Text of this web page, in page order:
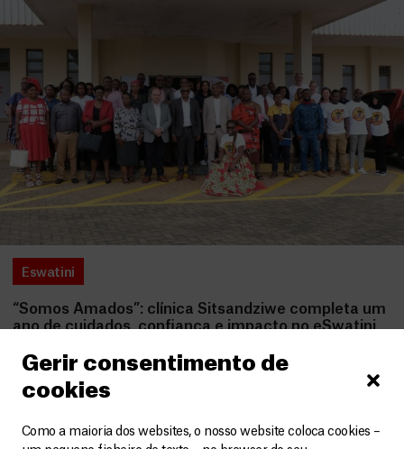
Gerir consentimento de
cookies
Como a maioria dos websites, o nosso website coloca cookies –
Eswatini
“Somos Amados”: clínica Sitsandziwe completa um
ano de cuidados, confiança e impacto no eSwatini
LEIA MAIS